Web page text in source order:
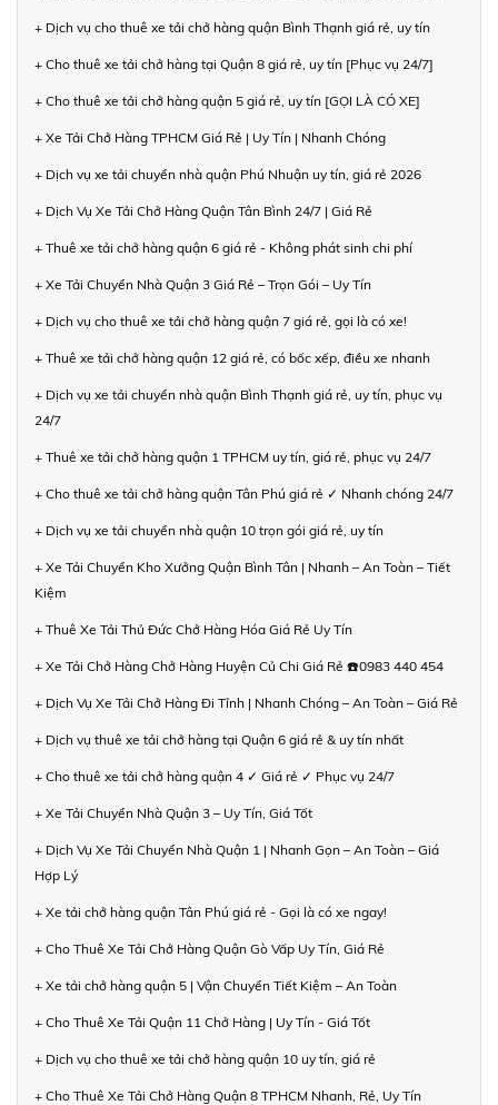
+ Dịch vụ cho thuê xe tải chở hàng quận Bình Thạnh giá rẻ, uy tín
+ Cho thuê xe tải chở hàng tại Quận 8 giá rẻ, uy tín [Phục vụ 24/7]
+ Cho thuê xe tải chở hàng quận 5 giá rẻ, uy tín [GỌI LÀ CÓ XE]
+ Xe Tải Chở Hàng TPHCM Giá Rẻ | Uy Tín | Nhanh Chóng
+ Dịch vụ xe tải chuyển nhà quận Phú Nhuận uy tín, giá rẻ 2026
+ Dịch Vụ Xe Tải Chở Hàng Quận Tân Bình 24/7 | Giá Rẻ
+ Thuê xe tải chở hàng quận 6 giá rẻ - Không phát sinh chi phí
+ Xe Tải Chuyển Nhà Quận 3 Giá Rẻ – Trọn Gói – Uy Tín
+ Dịch vụ cho thuê xe tải chở hàng quận 7 giá rẻ, gọi là có xe!
+ Thuê xe tải chở hàng quận 12 giá rẻ, có bốc xếp, điều xe nhanh
+ Dịch vụ xe tải chuyển nhà quận Bình Thạnh giá rẻ, uy tín, phục vụ
24/7
+ Thuê xe tải chở hàng quận 1 TPHCM uy tín, giá rẻ, phục vụ 24/7
+ Cho thuê xe tải chở hàng quận Tân Phú giá rẻ ✓ Nhanh chóng 24/7
+ Dịch vụ xe tải chuyển nhà quận 10 trọn gói giá rẻ, uy tín
+ Xe Tải Chuyển Kho Xưởng Quận Bình Tân | Nhanh – An Toàn – Tiết
Kiệm
+ Thuê Xe Tải Thủ Đức Chở Hàng Hóa Giá Rẻ Uy Tín
+ Xe Tải Chở Hàng Chở Hàng Huyện Củ Chi Giá Rẻ ☎️0983 440 454
+ Dịch Vụ Xe Tải Chở Hàng Đi Tỉnh | Nhanh Chóng – An Toàn – Giá Rẻ
+ Dịch vụ thuê xe tải chở hàng tại Quận 6 giá rẻ & uy tín nhất
+ Cho thuê xe tải chở hàng quận 4 ✓ Giá rẻ ✓ Phục vụ 24/7
+ Xe Tải Chuyển Nhà Quận 3 – Uy Tín, Giá Tốt
+ Dịch Vụ Xe Tải Chuyển Nhà Quận 1 | Nhanh Gọn – An Toàn – Giá
Hợp Lý
+ Xe tải chở hàng quận Tân Phú giá rẻ - Gọi là có xe ngay!
+ Cho Thuê Xe Tải Chở Hàng Quận Gò Vấp Uy Tín, Giá Rẻ
+ Xe tải chở hàng quận 5 | Vận Chuyển Tiết Kiệm – An Toàn
+ Cho Thuê Xe Tải Quận 11 Chở Hàng | Uy Tín - Giá Tốt
+ Dịch vụ cho thuê xe tải chở hàng quận 10 uy tín, giá rẻ
+ Cho Thuê Xe Tải Chở Hàng Quận 8 TPHCM Nhanh, Rẻ, Uy Tín